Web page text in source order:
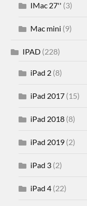
IMac 27'' (3)
Mac mini (9)
IPAD (228)
iPad 2 (8)
iPad 2017 (15)
iPad 2018 (8)
iPad 2019 (2)
iPad 3 (2)
iPad 4 (22)